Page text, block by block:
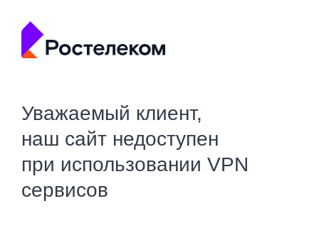
Уважаемый клиент,
наш сайт недоступен
при использовании VPN
сервисов